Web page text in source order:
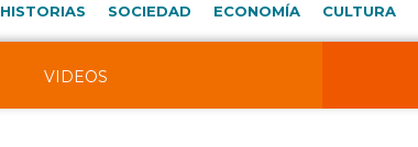
HISTORIAS SOCIEDAD ECONOMÍA CULTURA
VIDEOS